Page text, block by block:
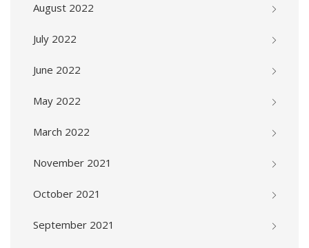
August 2022
July 2022
June 2022
May 2022
March 2022
November 2021
October 2021
September 2021